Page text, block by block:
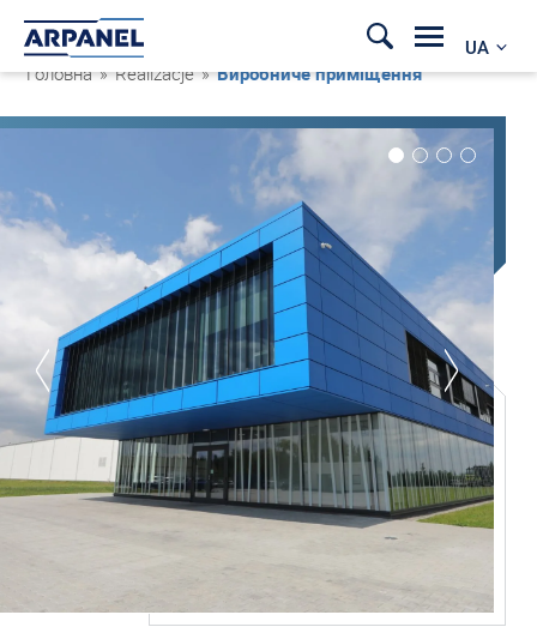
UA
Головна » Realizacje »Виробниче приміщення